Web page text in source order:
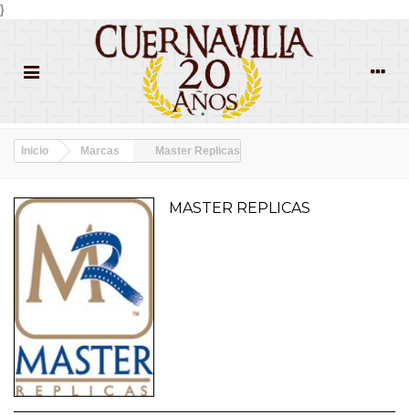
}
Inicio Marcas Master Replicas
MASTER REPLICAS